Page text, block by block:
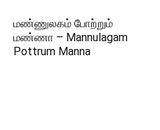
மண்ணுலகம் போற்றும்
மண்ணா – Mannulagam
Pottrum Manna